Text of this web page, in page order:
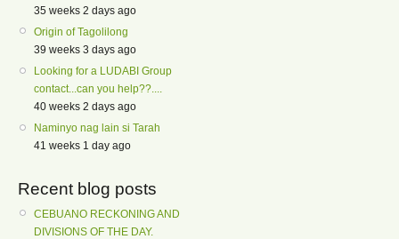
35 weeks 2 days ago
Origin of Tagolilong
39 weeks 3 days ago
Looking for a LUDABI Group
contact...can you help??....
40 weeks 2 days ago
Naminyo nag lain si Tarah
41 weeks 1 day ago
Recent blog posts
CEBUANO RECKONING AND
DIVISIONS OF THE DAY.